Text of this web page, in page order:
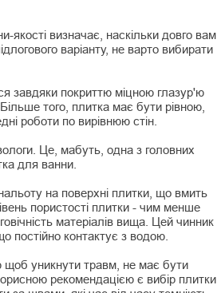
якості визначає, наскільки довго вам
варіанту, не варто вибирати
завдяки покриттю міцною глазур'ю
того, плитка має бути рівною,
роботи по вирівнюю стін.
Це, мабуть, одна з головних
для ванни.
на поверхні плитки, що вмить
пористості плитки - чим менше
матеріалів вища. Цей чинник
постійно контактує з водою.
щоб уникнути травм, не має бути
рекомендацією є вибір плитки